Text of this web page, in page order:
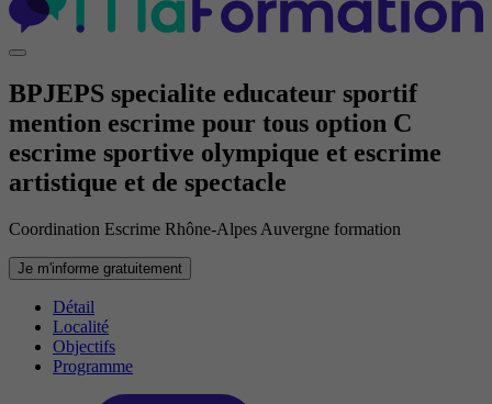
BPJEPS specialite educateur sportif
mention escrime pour tous option C
escrime sportive olympique et escrime
artistique et de spectacle
Coordination Escrime Rhône-Alpes Auvergne formation
Je m'informe gratuitement
Détail
Localité
Objectifs
Programme